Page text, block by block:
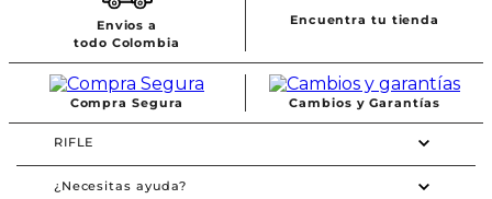
Envios a
todo Colombia
Encuentra tu tienda
Compra Segura Cambios y Garantías
RIFLE
¿Necesitas ayuda?